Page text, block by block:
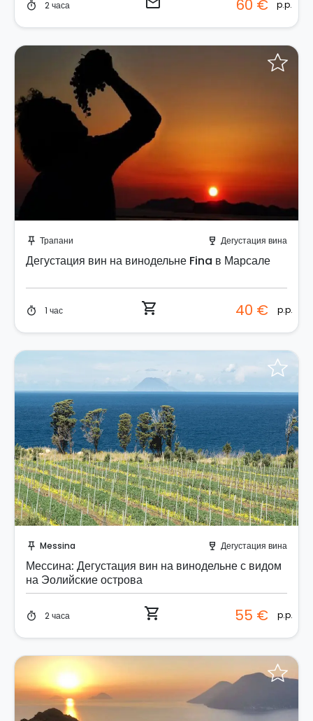
timer 2 часа 60 € p.p.
push_pin Трапани wine_bar Дегустация вина
Дегустация вин на винодельне Fina в Марсале
timer 1 час shopping_cart 40 € p.p.
push_pin Messina wine_bar Дегустация вина
Мессина: Дегустация вин на винодельне с видом
на Эолийские острова
timer 2 часа shopping_cart 55 € p.p.